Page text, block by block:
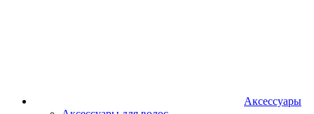
Аксессуары